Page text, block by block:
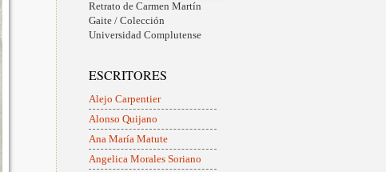
Retrato de Carmen Martín
Gaite / Colección
Universidad Complutense
ESCRITORES
Alejo Carpentier
Alonso Quijano
Ana María Matute
Angelica Morales Soriano